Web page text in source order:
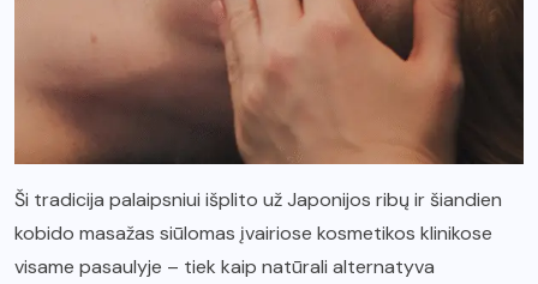
Ši tradicija palaipsniui išplito už Japonijos ribų ir šiandien
kobido masažas siūlomas įvairiose kosmetikos klinikose
visame pasaulyje – tiek kaip natūrali alternatyva